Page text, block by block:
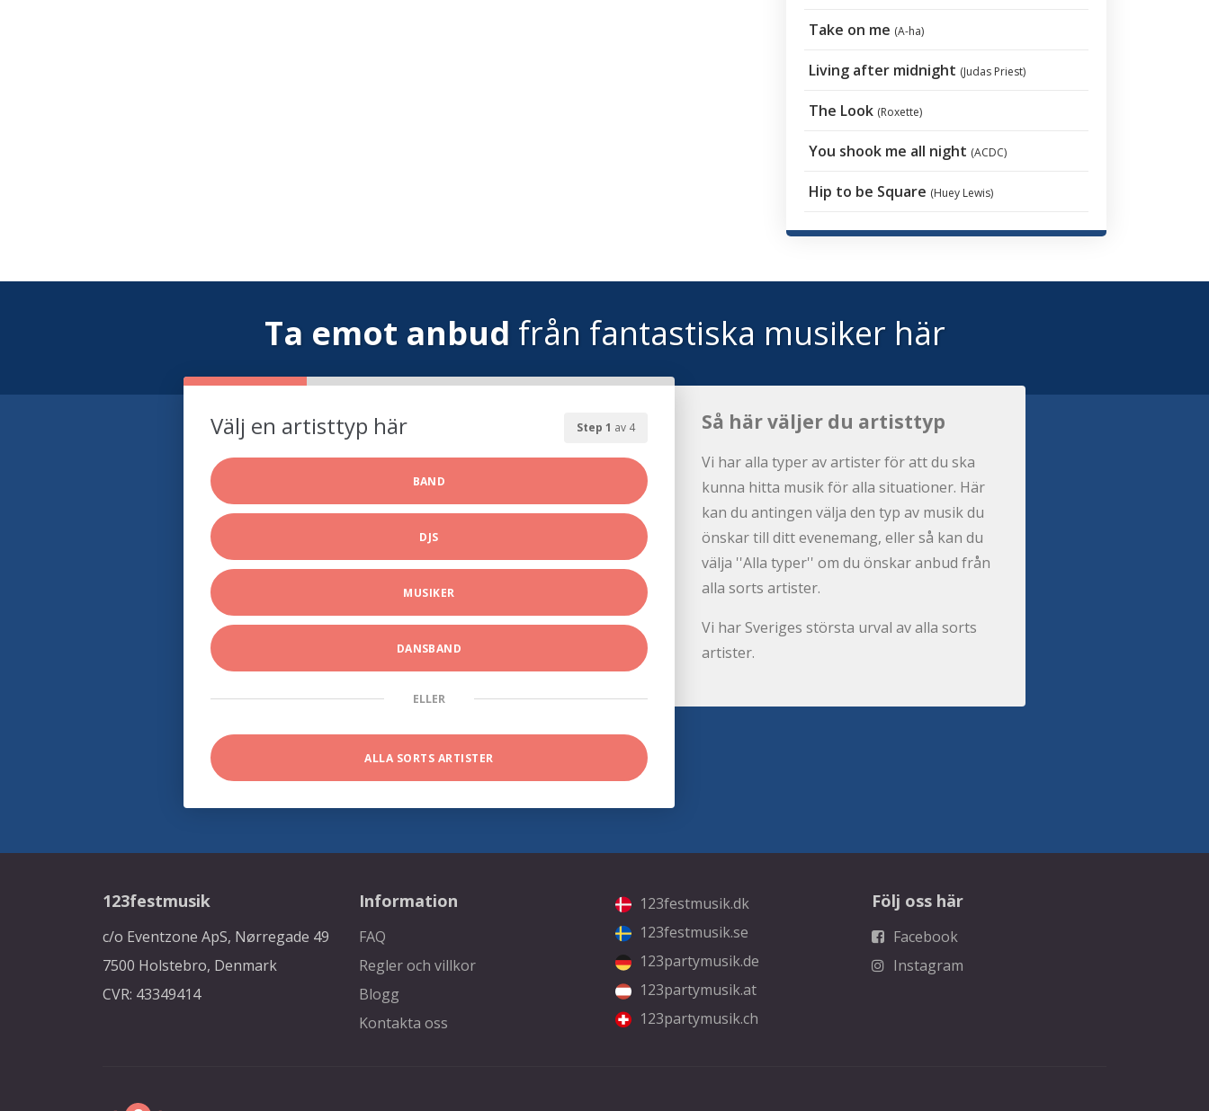
Take on me (A-ha)
Living after midnight (Judas Priest)
The Look (Roxette)
You shook me all night (ACDC)
Hip to be Square (Huey Lewis)
Ta emot anbud från fantastiska musiker här
Step 1 av 4
Välj en artisttyp här
BAND
DJS
MUSIKER
DANSBAND
ELLER
ALLA SORTS ARTISTER
Så här väljer du artisttyp
Vi har alla typer av artister för att du ska
kunna hitta musik för alla situationer. Här
kan du antingen välja den typ av musik du
önskar till ditt evenemang, eller så kan du
välja ''Alla typer'' om du önskar anbud från
alla sorts artister.
Vi har Sveriges största urval av alla sorts
artister.
123festmusik
c/o Eventzone ApS, Nørregade 49
7500 Holstebro, Denmark
CVR: 43349414
Information
FAQ
Regler och villkor
Blogg
Kontakta oss
123festmusik.dk
123festmusik.se
123partymusik.de
123partymusik.at
123partymusik.ch
Följ oss här
Facebook
Instagram